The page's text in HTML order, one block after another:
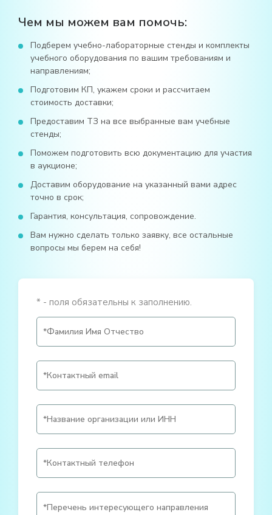
Чем мы можем вам помочь:
Подберем учебно-лабораторные стенды и комплекты
учебного оборудования по вашим требованиям и
направлениям;
Подготовим КП, укажем сроки и рассчитаем
стоимость доставки;
Предоставим ТЗ на все выбранные вам учебные
стенды;
Поможем подготовить всю документацию для участия
в аукционе;
Доставим оборудование на указанный вами адрес
точно в срок;
Гарантия, консультация, сопровождение.
Вам нужно сделать только заявку, все остальные
вопросы мы берем на себя!
* - поля обязательны к заполнению.